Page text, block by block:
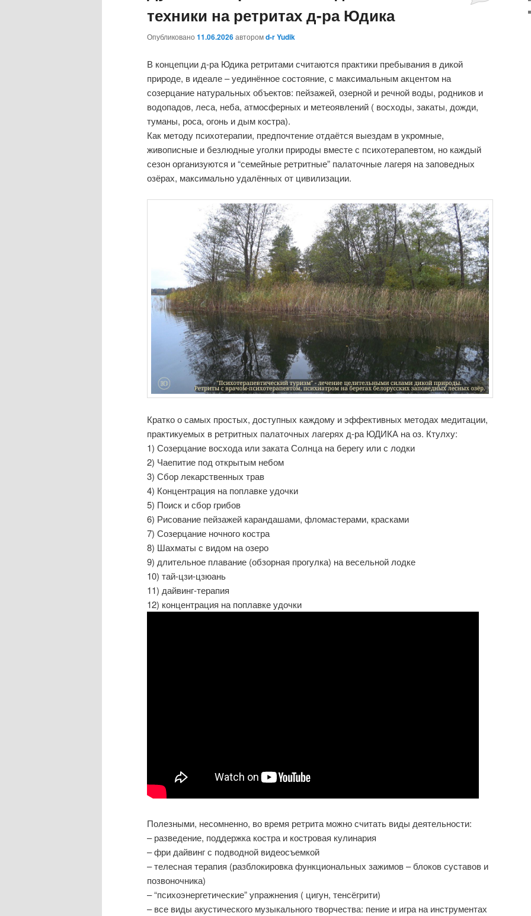
техники на ретритах д-ра Юдика
Опубликовано 11.06.2026авторомd-r Yudik
В концепции д-ра Юдика ретритами считаются практики пребывания в дикой
природе, в идеале – уединённое состояние, с максимальным акцентом на
созерцание натуральных объектов: пейзажей, озерной и речной воды, родников и
водопадов, леса, неба, атмосферных и метеоявлений ( восходы, закаты, дожди,
туманы, роса, огонь и дым костра).
Как методу психотерапии, предпочтение отдаётся выездам в укромные,
живописные и безлюдные уголки природы вместе с психотерапевтом, но каждый
сезон организуются и “семейные ретритные” палаточные лагеря на заповедных
озёрах, максимально удалённых от цивилизации.
Кратко о самых простых, доступных каждому и эффективных методах медитации,
практикуемых в ретритных палаточных лагерях д-ра ЮДИКА на оз. Ктулху:
1) Созерцание восхода или заката Солнца на берегу или с лодки
2) Чаепитие под открытым небом
3) Сбор лекарственных трав
4) Концентрация на поплавке удочки
5) Поиск и сбор грибов
6) Рисование пейзажей карандашами, фломастерами, красками
7) Созерцание ночного костра
8) Шахматы с видом на озеро
9) длительное плавание (обзорная прогулка) на весельной лодке
10) тай-цзи-цзюань
11) дайвинг-терапия
12) концентрация на поплавке удочки
Полезными, несомненно, во время ретрита можно считать виды деятельности:
– разведение, поддержка костра и костровая кулинария
– фри дайвинг с подводной видеосъемкой
– телесная терапия (разблокировка функциональных зажимов – блоков суставов и
позвоночника)
– “психоэнергетические” упражнения ( цигун, тенсёгрити)
– все виды акустического музыкального творчества: пение и игра на инструментах